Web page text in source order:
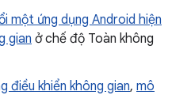
một ứng dụng Android hiện
gian ở chế độ Toàn không
điều khiển không gian, mô